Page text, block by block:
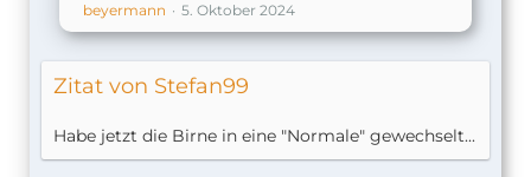
beyermann 5. Oktober 2024
Zitat von Stefan99
Habe jetzt die Birne in eine "Normale" gewechselt...